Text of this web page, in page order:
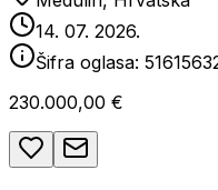
14. 07. 2026.
Šifra oglasa:
230.000,00 €